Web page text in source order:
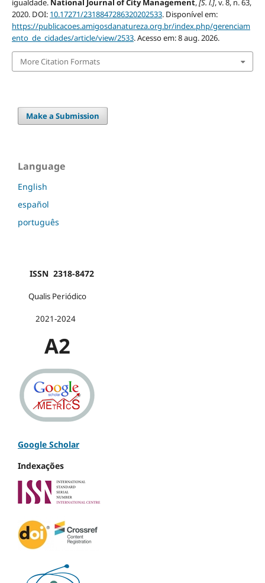
2020. DOI: 10.17271/2318847286320202533. Disponível em:
https://publicacoes.amigosdanatureza.org.br/index.php/gerenciam
ento_de_cidades/article/view/2533. Acesso em: 8 aug. 2026.
More Citation Formats
Make a Submission
Language
English
español
português
ISSN 2318-8472
Qualis Periódico
2021-2024
A2
Google Scholar
Indexações